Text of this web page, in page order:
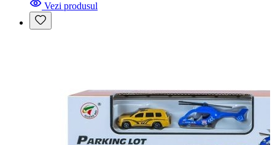
Vezi produsul